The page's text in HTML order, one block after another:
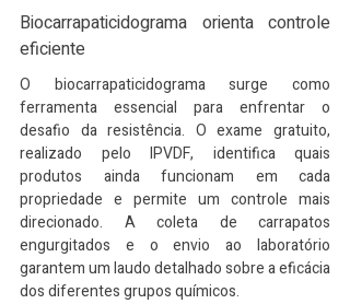
Biocarrapaticidograma orienta controle
eficiente
O biocarrapaticidograma surge como
ferramenta essencial para enfrentar o
desafio da resistência. O exame gratuito,
realizado pelo IPVDF, identifica quais
produtos ainda funcionam em cada
propriedade e permite um controle mais
direcionado. A coleta de carrapatos
engurgitados e o envio ao laboratório
garantem um laudo detalhado sobre a eficácia
dos diferentes grupos químicos.